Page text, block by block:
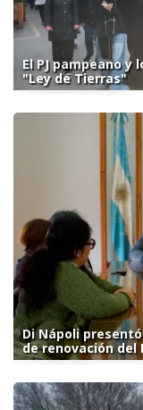
El PJ pampeano
"Ley de Tierras"
Di Nápoli
de renovación del